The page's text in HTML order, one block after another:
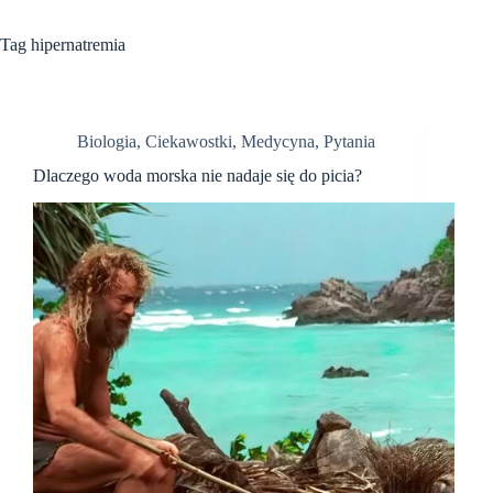
Tag hipernatremia
Biologia, Ciekawostki, Medycyna, Pytania
Dlaczego woda morska nie nadaje się do picia?